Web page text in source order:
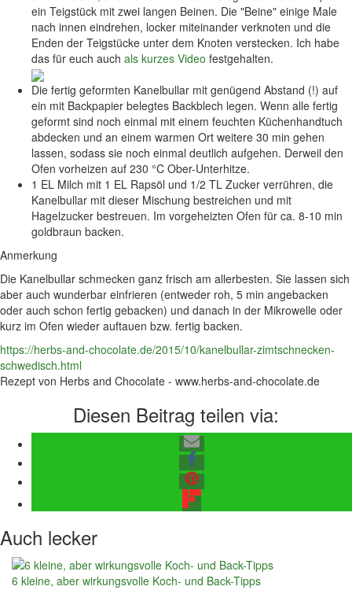
ein Teigstück mit zwei langen Beinen. Die "Beine" einige Male
nach innen eindrehen, locker miteinander verknoten und die
Enden der Teigstücke unter dem Knoten verstecken. Ich habe
das für euch auch als kurzes Video festgehalten.
Die fertig geformten Kanelbullar mit genügend Abstand (!) auf
ein mit Backpapier belegtes Backblech legen. Wenn alle fertig
geformt sind noch einmal mit einem feuchten Küchenhandtuch
abdecken und an einem warmen Ort weitere 30 min gehen
lassen, sodass sie noch einmal deutlich aufgehen. Derweil den
Ofen vorheizen auf 230 °C Ober-Unterhitze.
1 EL Milch mit 1 EL Rapsöl und 1/2 TL Zucker verrühren, die
Kanelbullar mit dieser Mischung bestreichen und mit
Hagelzucker bestreuen. Im vorgeheizten Ofen für ca. 8-10 min
goldbraun backen.
Anmerkung
Die Kanelbullar schmecken ganz frisch am allerbesten. Sie lassen sich
aber auch wunderbar einfrieren (entweder roh, 5 min angebacken
oder auch schon fertig gebacken) und danach in der Mikrowelle oder
kurz im Ofen wieder auftauen bzw. fertig backen.
https://herbs-and-chocolate.de/2015/10/kanelbullar-zimtschnecken-
schwedisch.html
Rezept von Herbs and Chocolate - www.herbs-and-chocolate.de
Diesen Beitrag teilen via:
Auch lecker
6 kleine, aber wirkungsvolle Koch- und Back-Tipps